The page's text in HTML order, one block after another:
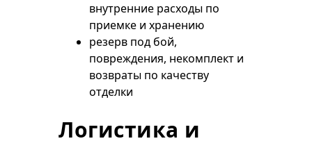
внутренние расходы по
приемке и хранению
резерв под бой,
повреждения, некомплект и
возвраты по качеству
отделки
Логистика и